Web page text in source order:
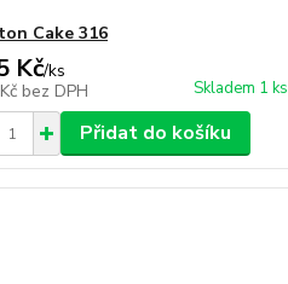
Cake 316
Kč/ks
bez DPH Skladem 1 ks
Přidat do košíku